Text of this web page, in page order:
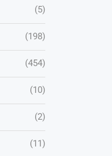
(5)
(198)
(454)
(10)
(2)
(11)